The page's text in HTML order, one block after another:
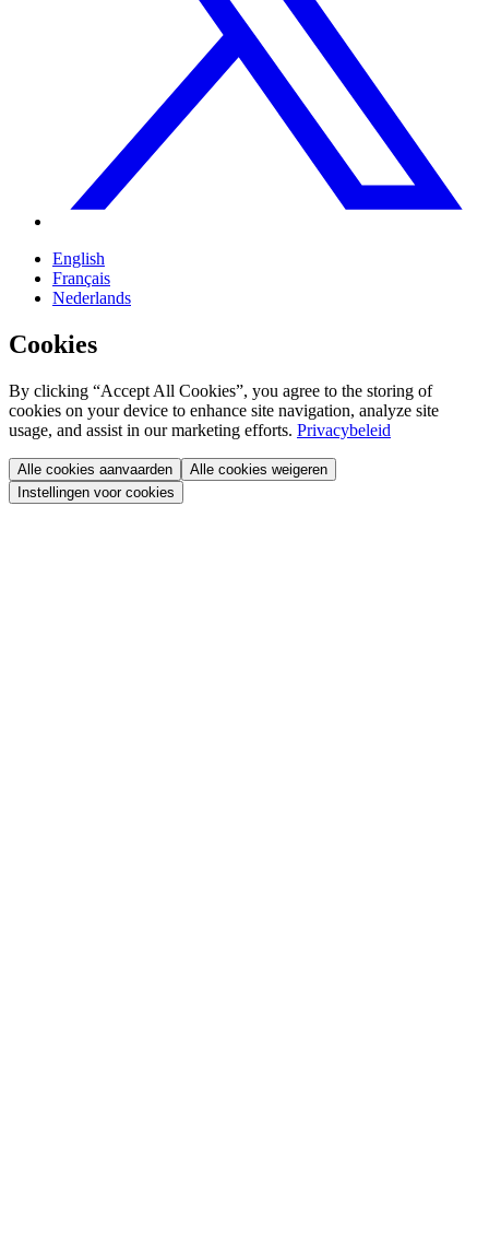
English
Français
Nederlands
Cookies
By clicking “Accept All Cookies”, you agree to the storing of
cookies on your device to enhance site navigation, analyze site
usage, and assist in our marketing efforts. Privacybeleid
Alle cookies aanvaarden
Alle cookies weigeren
Instellingen voor cookies